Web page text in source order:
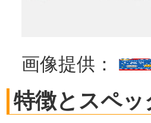
画像提供：
特徴とスペッ